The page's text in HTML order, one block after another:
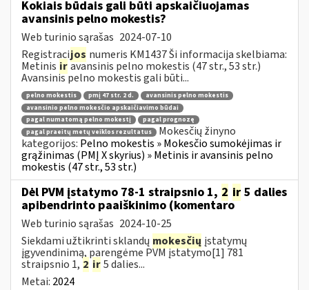
Kokiais būdais gali būti apskaičiuojamas
avansinis pelno mokestis?
Web turinio sąrašas 2024-07-10
Registracijos numeris KM1437 Ši informacija skelbiama:
Metinis iravansinis pelno mokestis (47 str., 53 str.)
Avansinis pelno mokestis gali būti...
pelno mokestis pmį 47 str. 2 d.
avansinis pelno mokestis
avansinio pelno mokesčio apskaičiavimo būdai
pagal numatomą pelno mokestį
pagal prognozę
pagal praeitų metų veiklos rezultatus
Mokesčių žinyno
kategorijos: Pelno mokestis » Mokesčio sumokėjimas ir
grąžinimas (PMĮ X skyrius) » Metinis ir avansinis pelno
mokestis (47 str., 53 str.)
Dėl PVM įstatymo 78-1 straipsnio 1, 2 ir 5 dalies
apibendrinto paaiškinimo (komentaro
Web turinio sąrašas 2024-10-25
Siekdami užtikrinti sklandų mokesčių įstatymų
įgyvendinimą, parengėme PVM įstatymo[1] 781
straipsnio 1, 2 ir5 dalies...
Metai: 2024